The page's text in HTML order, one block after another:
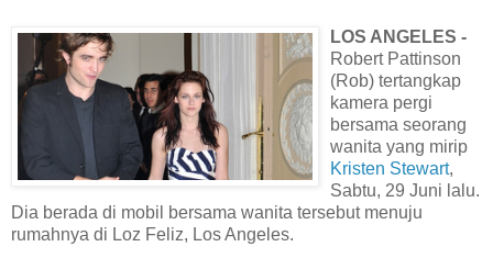
LOS ANGELES -
Robert Pattinson
(Rob) tertangkap
kamera pergi
bersama seorang
wanita yang mirip
Kristen Stewart,
Sabtu, 29 Juni lalu.
Dia berada di mobil bersama wanita tersebut menuju
rumahnya di Loz Feliz, Los Angeles.